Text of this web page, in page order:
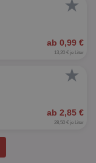
★
ab 0,99 €
13,20 € je Liter
★
ab 2,85 €
28,50 € je Liter